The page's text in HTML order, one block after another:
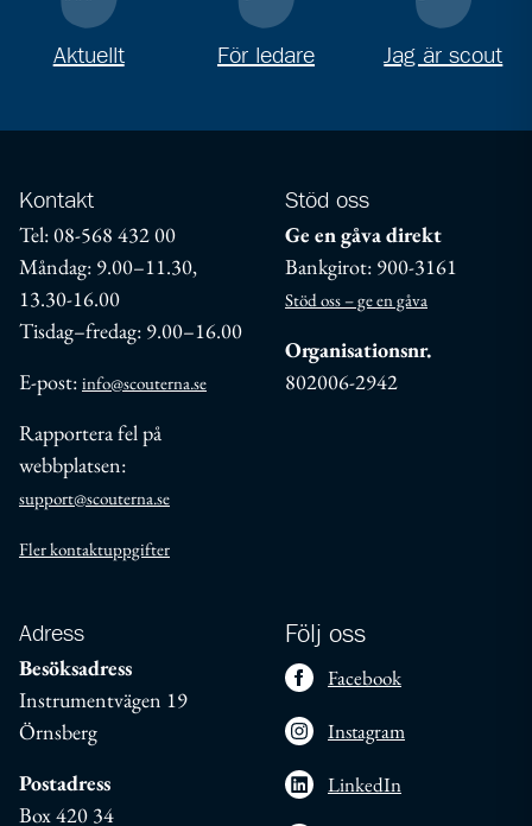
Aktuellt För ledare Jag är scout
Kontakt
Tel: 08-568 432 00
Måndag: 9.00–11.30,
13.30-16.00
Tisdag–fredag: 9.00–16.00
E-post: info@scouterna.se
Rapportera fel på
webbplatsen:
support@scouterna.se
Fler kontaktuppgifter
Stöd oss
Ge en gåva direkt
Bankgirot: 900-3161
Stöd oss – ge en gåva
Organisationsnr.
802006-2942
Adress
Besöksadress
Instrumentvägen 19
Örnsberg
Postadress
Box 420 34
Följ oss
Facebook
Instagram
LinkedIn